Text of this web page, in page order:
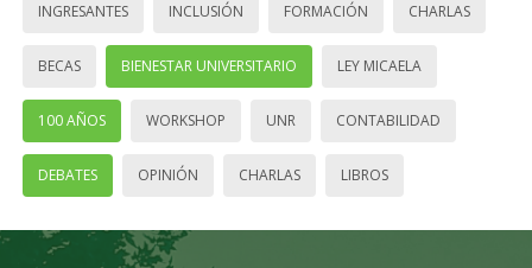
INGRESANTES INCLUSIÓN FORMACIÓN CHARLAS
BECAS BIENESTAR UNIVERSITARIO LEY MICAELA
100 AÑOS WORKSHOP UNR CONTABILIDAD
DEBATES OPINIÓN CHARLAS LIBROS